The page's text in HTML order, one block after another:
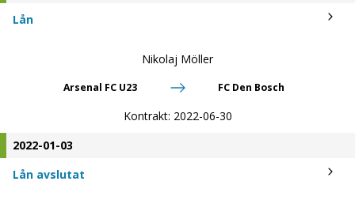
Lån
Nikolaj Möller
Arsenal FC U23 FC Den Bosch
Kontrakt: 2022-06-30
2022-01-03
Lån avslutat